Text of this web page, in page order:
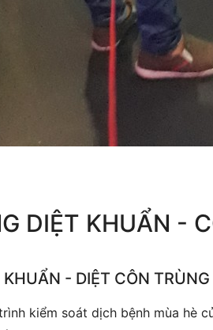
DIỆT KHUẨN -
- DIỆT CÔN TRÙNG
kiểm soát dịch bệnh mùa hè